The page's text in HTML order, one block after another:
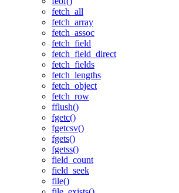
fetch_all
fetch_array
fetch_assoc
fetch_field
fetch_field_direct
fetch_fields
fetch_lengths
fetch_object
fetch_row
fflush()
fgetc()
fgetcsv()
fgets()
fgetss()
field_count
field_seek
file()